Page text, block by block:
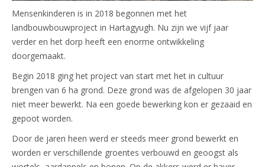
Mensenkinderen is in 2018 begonnen met het
landbouwbouwproject in Hartagyugh. Nu zijn we vijf jaar
verder en het dorp heeft een enorme ontwikkeling
doorgemaakt.
Begin 2018 ging het project van start met het in cultuur
brengen van 6 ha grond. Deze grond was de afgelopen 30 jaar
niet meer bewerkt. Na een goede bewerking kon er gezaaid en
gepoot worden.
Door de jaren heen werd er steeds meer grond bewerkt en
worden er verschillende groentes verbouwd en geoogst als